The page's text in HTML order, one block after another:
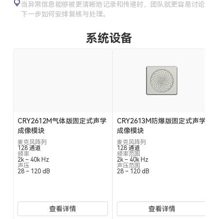
当异常信息能够被更清晰地记录和传递时，团队就更容易讨论
下一步如何安排复核与处理。
系统设备
CRY2612M气体版固定式声学
成像模块
麦克风阵列
128 通道
频率
2k – 40k Hz
声压
28 – 120 dB
查看详情
CRY2613M防爆版固定式声学
成像模块
麦克风阵列
128 通道
频率范围
2k – 40k Hz
声压范围
28 – 120 dB
查看详情